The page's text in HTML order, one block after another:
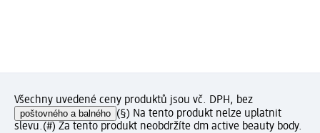
Všechny uvedené ceny produktů jsou vč. DPH, bez
poštovného a balného (§) Na tento produkt nelze uplatnit
slevu.(#) Za tento produkt neobdržíte dm active beauty body.